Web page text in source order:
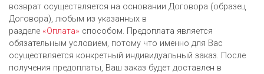
возврат осуществляется на основании Договора (образец
Договора), любым из указанных в
разделе «Оплата» способом. Предоплата является
обязательным условием, потому что именно для Вас
осуществляется конкретный индивидуальный заказ. После
получения предоплаты, Ваш заказ будет доставлен в